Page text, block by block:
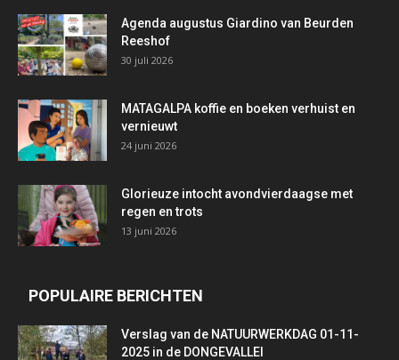
Agenda augustus Giardino van Beurden
Reeshof
30 juli 2026
MATAGALPA koffie en boeken verhuist en
vernieuwt
24 juni 2026
Glorieuze intocht avondvierdaagse met
regen en trots
13 juni 2026
POPULAIRE BERICHTEN
Verslag van de NATUURWERKDAG 01-11-
2025 in de DONGEVALLEI